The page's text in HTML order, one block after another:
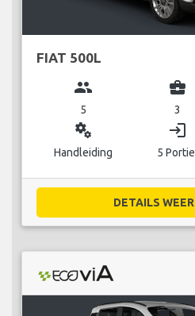
FIAT 500L
group
5
business_center
3
miscellaneous_services
Handleiding
login
5
DETAILS